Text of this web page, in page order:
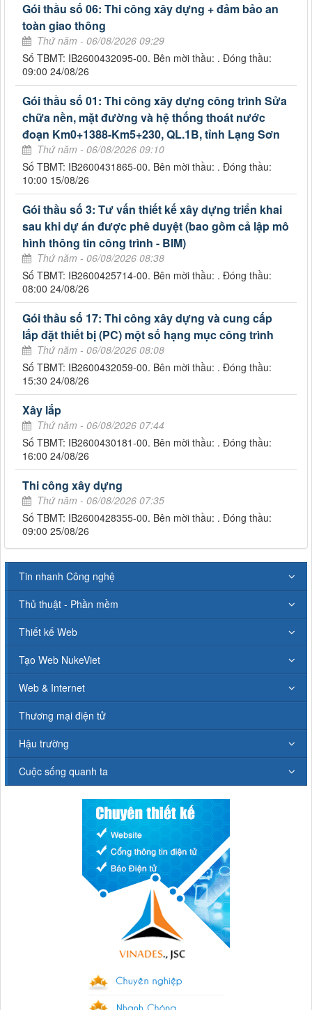
Gói thầu số 06: Thi công xây dựng + đảm bảo an
toàn giao thông
Thứ năm - 06/08/2026 09:29
Số TBMT: IB2600432095-00. Bên mời thầu: . Đóng thầu:
09:00 24/08/26
Gói thầu số 01: Thi công xây dựng công trình Sửa
chữa nền, mặt đường và hệ thống thoát nước
đoạn Km0+1388-Km5+230, QL.1B, tỉnh Lạng Sơn
Thứ năm - 06/08/2026 09:10
Số TBMT: IB2600431865-00. Bên mời thầu: . Đóng thầu:
10:00 15/08/26
Gói thầu số 3: Tư vấn thiết kế xây dựng triển khai
sau khi dự án được phê duyệt (bao gồm cả lập mô
hình thông tin công trình - BIM)
Thứ năm - 06/08/2026 08:38
Số TBMT: IB2600425714-00. Bên mời thầu: . Đóng thầu:
08:00 24/08/26
Gói thầu số 17: Thi công xây dựng và cung cấp
lắp đặt thiết bị (PC) một số hạng mục công trình
Thứ năm - 06/08/2026 08:08
Số TBMT: IB2600432059-00. Bên mời thầu: . Đóng thầu:
15:30 24/08/26
Xây lắp
Thứ năm - 06/08/2026 07:44
Số TBMT: IB2600430181-00. Bên mời thầu: . Đóng thầu:
16:00 24/08/26
Thi công xây dựng
Thứ năm - 06/08/2026 07:35
Số TBMT: IB2600428355-00. Bên mời thầu: . Đóng thầu:
09:00 25/08/26
Tin nhanh Công nghệ
Thủ thuật - Phần mềm
Thiết kế Web
Tạo Web NukeViet
Web & Internet
Thương mại điện tử
Hậu trường
Cuộc sống quanh ta